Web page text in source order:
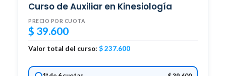
Curso de Auxiliar en Kinesiología
PRECIO POR CUOTA
$ 39.600
Valor total del curso: $237.600